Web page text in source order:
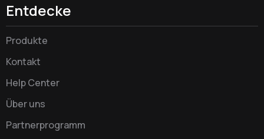
Entdecke
Produkte
Kontakt
Help Center
Über uns
Partnerprogramm